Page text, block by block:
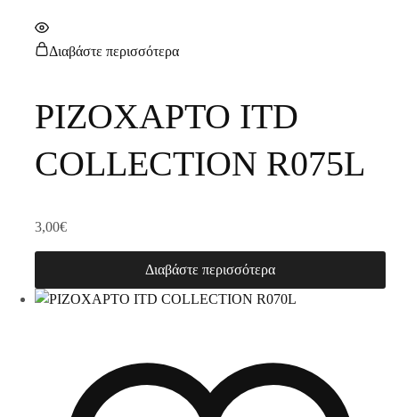
Διαβάστε περισσότερα
ΡΙΖΟΧΑΡΤΟ ITD
COLLECTION R075L
3,00€
Διαβάστε περισσότερα